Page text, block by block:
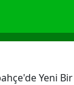
Yeni